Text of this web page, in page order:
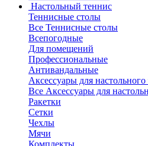
Настольный теннис
Теннисные столы
Все Теннисные столы
Всепогодные
Для помещений
Профессиональные
Антивандальные
Аксессуары для настольного
Все Аксессуары для
Ракетки
Сетки
Чехлы
Мячи
Комплекты